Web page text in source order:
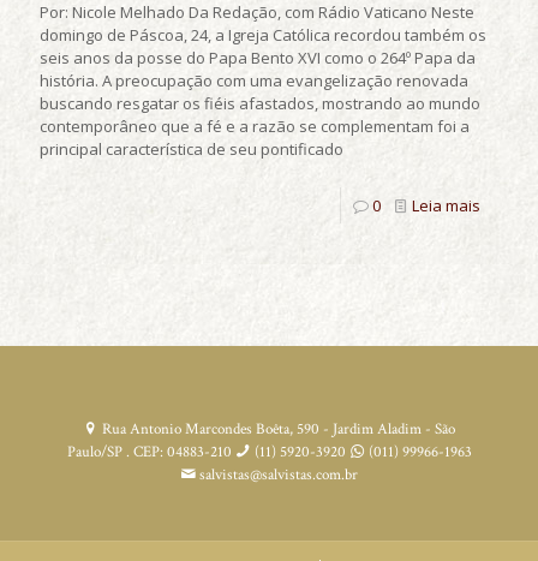
Por: Nicole Melhado Da Redação, com Rádio Vaticano Neste
domingo de Páscoa, 24, a Igreja Católica recordou também os
seis anos da posse do Papa Bento XVI como o 264º Papa da
história. A preocupação com uma evangelização renovada
buscando resgatar os fiéis afastados, mostrando ao mundo
contemporâneo que a fé e a razão se complementam foi a
principal característica de seu pontificado
0 Leia mais
Rua Antonio Marcondes Boêta, 590 - Jardim Aladim - São
Paulo/SP . CEP: 04883-210
(11) 5920-3920
(011) 99966-1963
salvistas@salvistas.com.br